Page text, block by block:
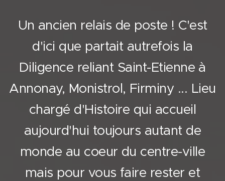
Un ancien relais de poste ! C'est
d'ici que partait autrefois la
Diligence reliant Saint-Etienne à
Annonay, Monistrol, Firminy ... Lieu
chargé d'Histoire qui accueil
aujourd'hui toujours autant de
monde au coeur du centre-ville
mais pour vous faire rester et